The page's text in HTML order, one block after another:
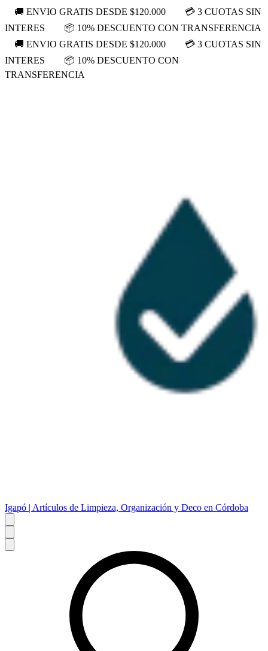
🚚 ENVIO GRATIS DESDE $120.000
💳 3 CUOTAS SIN
INTERES
📦 10% DESCUENTO CON TRANSFERENCIA
🚚 ENVIO GRATIS DESDE $120.000
💳 3 CUOTAS SIN
INTERES
📦 10% DESCUENTO CON
TRANSFERENCIA
Igapó | Artículos de Limpieza, Organización y Deco en Córdoba